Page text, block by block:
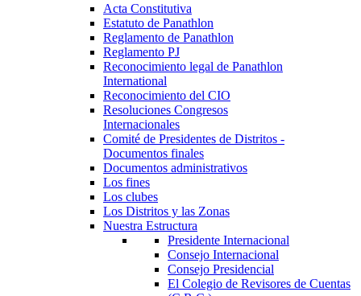
Acta Constitutiva
Estatuto de Panathlon
Reglamento de Panathlon
Reglamento PJ
Reconocimiento legal de Panathlon
International
Reconocimiento del CIO
Resoluciones Congresos
Internacionales
Comité de Presidentes de Distritos -
Documentos finales
Documentos administrativos
Los fines
Los clubes
Los Distritos y las Zonas
Nuestra Estructura
Presidente Internacional
Consejo Internacional
Consejo Presidencial
El Colegio de Revisores de Cuentas